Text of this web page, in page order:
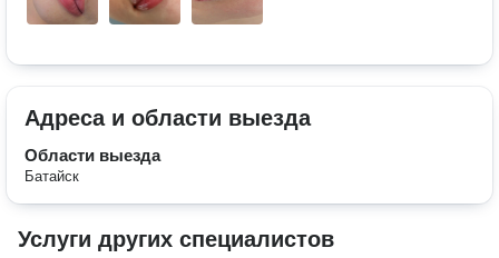
Адреса и области выезда
Области выезда
Батайск
Услуги других специалистов